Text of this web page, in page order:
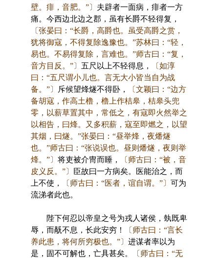
壁。痱，音肥。”〕 夫辟者一面病，痱者一方
痛。今西边北边之郡，虽有长爵不轻得复，
〔张晏曰：“长爵，高爵也。虽受高爵之赏，
犹将御寇，不得复除逸豫也。”苏林曰：“轻，
易也。不易得复除，言难也。”师古曰：“复，
音方目反。”〕 五尺以上不轻得息，
〔如淳
曰：“五尺谓小儿也。言无大小皆当自为战
备。”〕
斥候望烽燧不得卧，
〔文颖曰：“边方
备胡寇，作高土橹，橹上作桔皋，桔皋头兜
零，以薪草置其中，常低之，有寇即火然举之
以相告，曰烽。又多积薪，寇至即燃之，以望
其烟，曰燧。”张晏曰：“昼举烽，夜燔燧
也。”师古曰：“张说误也。昼则燔燧，夜则举
烽。”〕 将吏被介冑而睡，
〔师古曰：“被，音
皮义反。”〕
臣故曰一方病矣。医能治之，而
上不使，
〔师古曰：“医者，谊自谓。”〕 可为
流涕者此也。
陛下何忍以帝皇之号为戎人诸侯，埶既卑
辱，而旤不息，长此安穷！
〔师古曰：“言长
养此患，将何所穷极也。”〕 进谋者率以为
是，固不可解也，亡具甚矣。
〔师古曰：“无